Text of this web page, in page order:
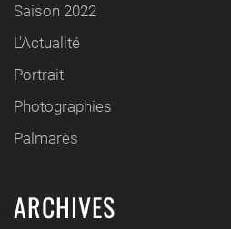
Saison 2022
L'Actualité
Portrait
Photographies
Palmarès
ARCHIVES